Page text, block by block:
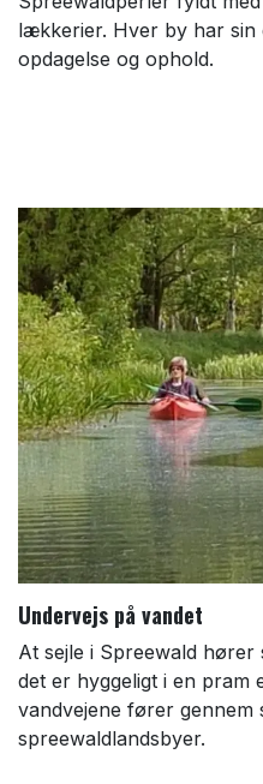
lækkerier. Hver by har sin
opdagelse og ophold.
Undervejs på vandet
At sejle i Spreewald hører
det er hyggeligt i en pram
vandvejene fører gennem
spreewaldlandsbyer.